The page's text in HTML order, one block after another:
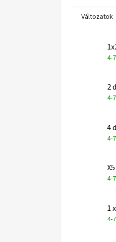
Változatok
4-
2
4-
4
4-
4-
1
4-